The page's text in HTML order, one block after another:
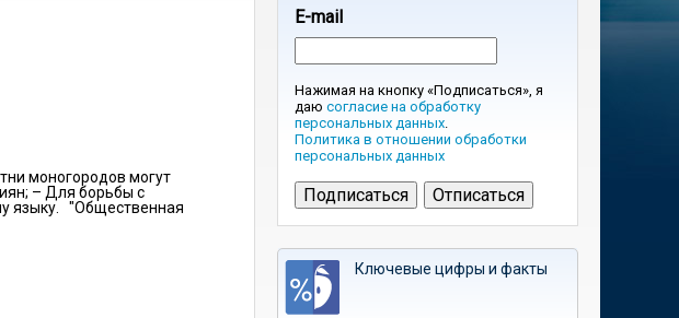
моногородов могут
– Для борьбы с
языку. "Общественная
E-mail
Нажимая на кнопку «Подписаться», я
даю согласие на обработку
персональных данных.
Политика в отношении обработки
персональных данных
Ключевые цифры и факты